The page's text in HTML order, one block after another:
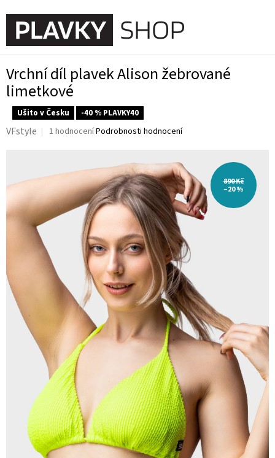
na
obsah
Vrchní díl plavek Alison žebrované
limetkové
Ušito v Česku -40 % PLAVKY40
Průměrné
5,0
5
hvězdiček.
1 hodnoceníPodrobnosti hodnocení
VFstyle
890 Kč
–20 %